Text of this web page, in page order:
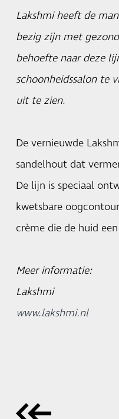
Lakshmi heeft de
bezig zijn met
behoefte naar deze
schoonheidssalon te
uit te zien.
De vernieuwde
sandelhout dat
De lijn is speciaal
kwetsbare
crème die de huid
Meer informatie:
Lakshmi
www.lakshmi.nl